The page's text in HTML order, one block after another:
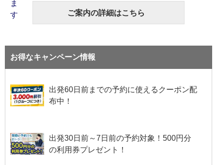
ご案内の詳細はこちら
お得なキャンペーン情報
出発60日前までの予約に使えるクーポン配
布中！
出発30日前～7日前の予約対象！500円分
の利用券プレゼント！